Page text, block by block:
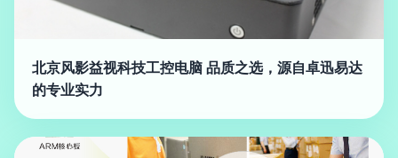
北京风影益视科技工控电脑 品质之选，源自卓迅易达
的专业实力